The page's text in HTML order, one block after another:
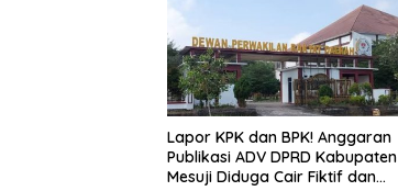
Lapor KPK dan BPK! Anggaran
Publikasi ADV DPRD Kabupaten
Mesuji Diduga Cair Fiktif dan